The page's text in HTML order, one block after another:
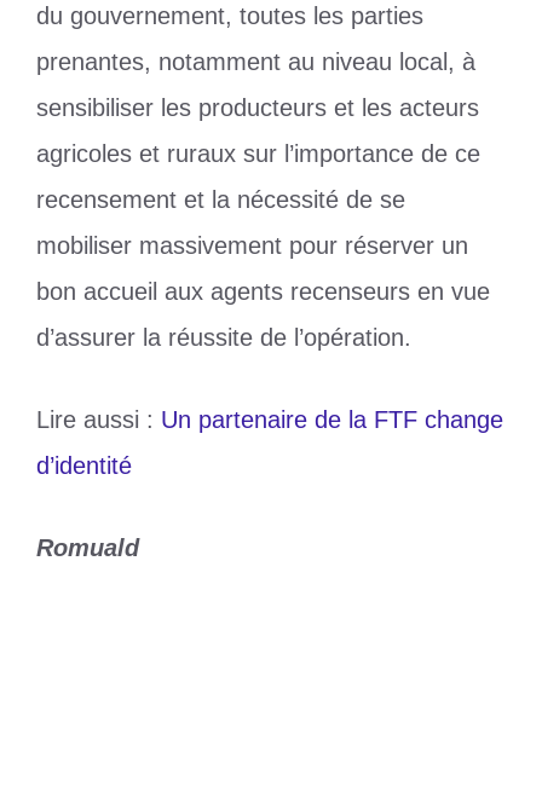
du gouvernement, toutes les parties
prenantes, notamment au niveau local, à
sensibiliser les producteurs et les acteurs
agricoles et ruraux sur l’importance de ce
recensement et la nécessité de se
mobiliser massivement pour réserver un
bon accueil aux agents recenseurs en vue
d’assurer la réussite de l’opération.
Lire aussi : Un partenaire de la FTF change
d’identité
Romuald